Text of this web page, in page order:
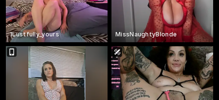
1Lustfully_yours MissNaughtyBlonde